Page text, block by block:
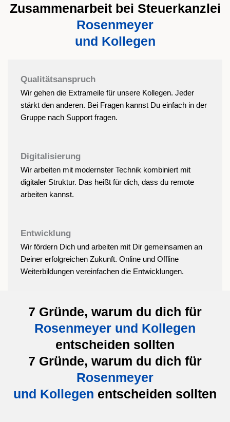
Zusammenarbeit bei Steuerkanzlei
Rosenmeyer
und Kollegen
Qualitätsanspruch
Wir gehen die Extrameile für unsere Kollegen. Jeder
stärkt den anderen. Bei Fragen kannst Du einfach in der
Gruppe nach Support fragen.
Digitalisierung
Wir arbeiten mit modernster Technik kombiniert mit
digitaler Struktur. Das heißt für dich, dass du remote
arbeiten kannst.
Entwicklung
Wir fördern Dich und arbeiten mit Dir gemeinsamen an
Deiner erfolgreichen Zukunft. Online und Offline
Weiterbildungen vereinfachen die Entwicklungen.
7 Gründe, warum du dich für
Rosenmeyer und Kollegen
entscheiden sollten
7 Gründe, warum du dich für
Rosenmeyer
und Kollegen entscheiden sollten